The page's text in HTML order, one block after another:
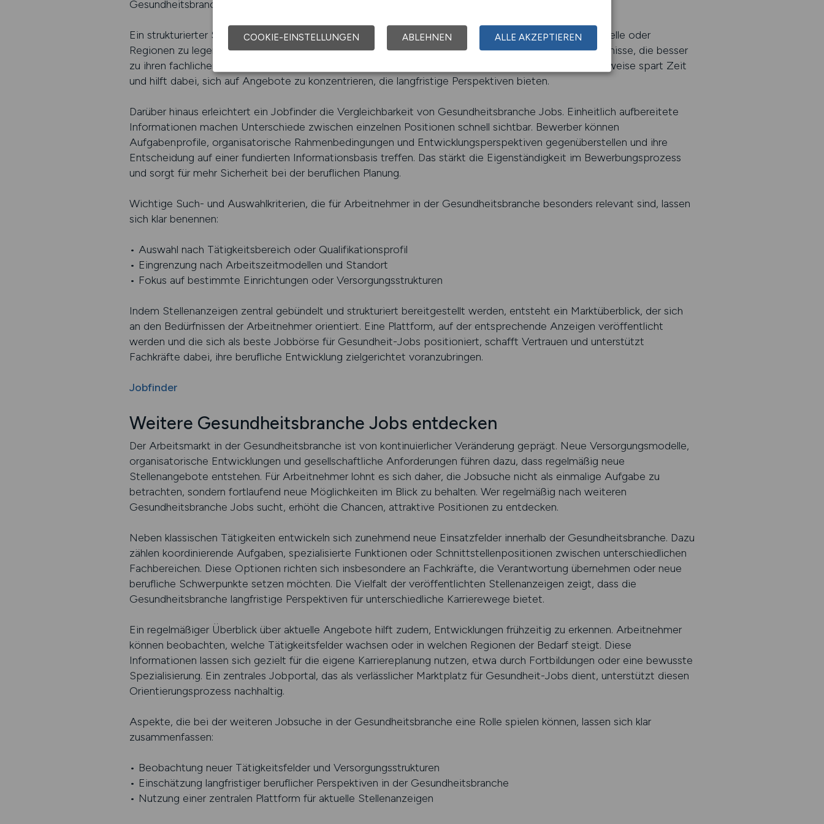
Gesundheitsbranche ist diese Unterstützung von großem Wert.
Ein strukturierter Suchprozess erlaubt es, den Fokus auf bestimmte Tätigkeitsfelder, Arbeitszeitmodelle oder
Regionen zu legen. Arbeitnehmer können ihre Suche individuell anpassen und erhalten dadurch Ergebnisse, die besser
zu ihren fachlichen Qualifikationen und persönlichen Vorstellungen passen. Diese gezielte Vorgehensweise spart Zeit
und hilft dabei, sich auf Angebote zu konzentrieren, die langfristige Perspektiven bieten.
Darüber hinaus erleichtert ein Jobfinder die Vergleichbarkeit von Gesundheitsbranche Jobs. Einheitlich aufbereitete
Informationen machen Unterschiede zwischen einzelnen Positionen schnell sichtbar. Bewerber können
Aufgabenprofile, organisatorische Rahmenbedingungen und Entwicklungsperspektiven gegenüberstellen und ihre
Entscheidung auf einer fundierten Informationsbasis treffen. Das stärkt die Eigenständigkeit im Bewerbungsprozess
und sorgt für mehr Sicherheit bei der beruflichen Planung.
Wichtige Such- und Auswahlkriterien, die für Arbeitnehmer in der Gesundheitsbranche besonders relevant sind, lassen
sich klar benennen:
• Auswahl nach Tätigkeitsbereich oder Qualifikationsprofil
• Eingrenzung nach Arbeitszeitmodellen und Standort
• Fokus auf bestimmte Einrichtungen oder Versorgungsstrukturen
Indem Stellenanzeigen zentral gebündelt und strukturiert bereitgestellt werden, entsteht ein Marktüberblick, der sich
an den Bedürfnissen der Arbeitnehmer orientiert. Eine Plattform, auf der entsprechende Anzeigen veröffentlicht
werden und die sich als beste Jobbörse für Gesundheit-Jobs positioniert, schafft Vertrauen und unterstützt
Fachkräfte dabei, ihre berufliche Entwicklung zielgerichtet voranzubringen.
Jobfinder
Weitere Gesundheitsbranche Jobs entdecken
Der Arbeitsmarkt in der Gesundheitsbranche ist von kontinuierlicher Veränderung geprägt. Neue Versorgungsmodelle,
organisatorische Entwicklungen und gesellschaftliche Anforderungen führen dazu, dass regelmäßig neue
Stellenangebote entstehen. Für Arbeitnehmer lohnt es sich daher, die Jobsuche nicht als einmalige Aufgabe zu
betrachten, sondern fortlaufend neue Möglichkeiten im Blick zu behalten. Wer regelmäßig nach weiteren
Gesundheitsbranche Jobs sucht, erhöht die Chancen, attraktive Positionen zu entdecken.
Neben klassischen Tätigkeiten entwickeln sich zunehmend neue Einsatzfelder innerhalb der Gesundheitsbranche. Dazu
zählen koordinierende Aufgaben, spezialisierte Funktionen oder Schnittstellenpositionen zwischen unterschiedlichen
Fachbereichen. Diese Optionen richten sich insbesondere an Fachkräfte, die Verantwortung übernehmen oder neue
berufliche Schwerpunkte setzen möchten. Die Vielfalt der veröffentlichten Stellenanzeigen zeigt, dass die
Gesundheitsbranche langfristige Perspektiven für unterschiedliche Karrierewege bietet.
Ein regelmäßiger Überblick über aktuelle Angebote hilft zudem, Entwicklungen frühzeitig zu erkennen. Arbeitnehmer
können beobachten, welche Tätigkeitsfelder wachsen oder in welchen Regionen der Bedarf steigt. Diese
Informationen lassen sich gezielt für die eigene Karriereplanung nutzen, etwa durch Fortbildungen oder eine bewusste
Spezialisierung. Ein zentrales Jobportal, das als verlässlicher Marktplatz für Gesundheit-Jobs dient, unterstützt diesen
Orientierungsprozess nachhaltig.
Aspekte, die bei der weiteren Jobsuche in der Gesundheitsbranche eine Rolle spielen können, lassen sich klar
zusammenfassen:
• Beobachtung neuer Tätigkeitsfelder und Versorgungsstrukturen
• Einschätzung langfristiger beruflicher Perspektiven in der Gesundheitsbranche
• Nutzung einer zentralen Plattform für aktuelle Stellenanzeigen
COOKIE-EINSTELLUNGEN ABLEHNEN ALLE AKZEPTIEREN